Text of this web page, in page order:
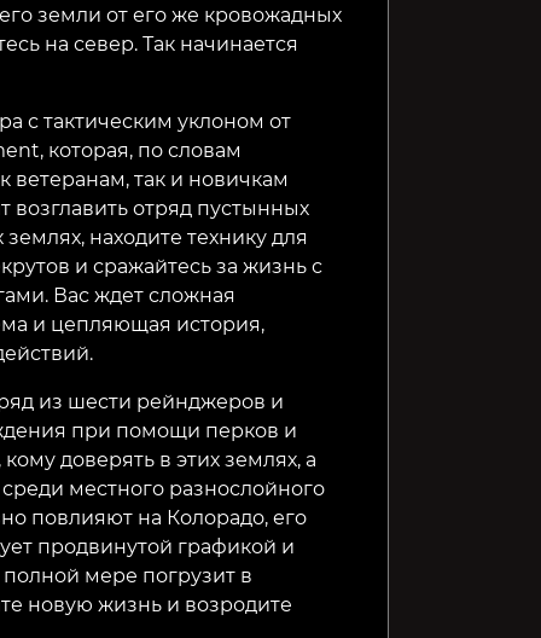
земли от его же кровожадных
на север. Так начинается
с тактическим уклоном от
которая, по словам
ветеранам, так и новичкам
возглавить отряд пустынных
находите технику для
и сражайтесь за жизнь с
Вас ждет сложная
и цепляющая история,
из шести рейнджеров и
при помощи перков и
доверять в этих землях, а
местного разнослойного
повлияют на Колорадо, его
продвинутой графикой и
мере погрузит в
новую жизнь и возродите